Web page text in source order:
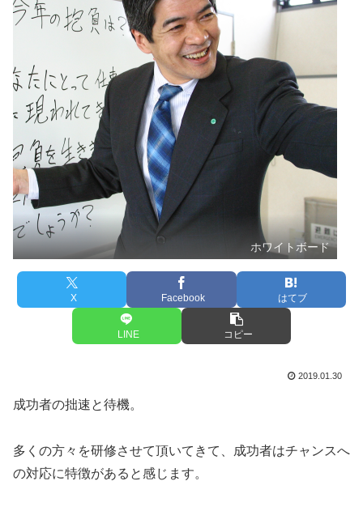
ホワイトボード
X Facebook はてブ
LINE コピー
2019.01.30
成功者の拙速と待機。
多くの方々を研修させて頂いてきて、成功者はチャンスへ
の対応に特徴があると感じます。